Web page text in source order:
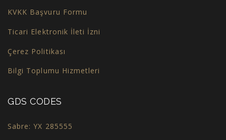
KVKK Başvuru Formu
Ticari Elektronik İleti İzni
Çerez Politikası
Bilgi Toplumu Hizmetleri
GDS CODES
Sabre: YX 285555